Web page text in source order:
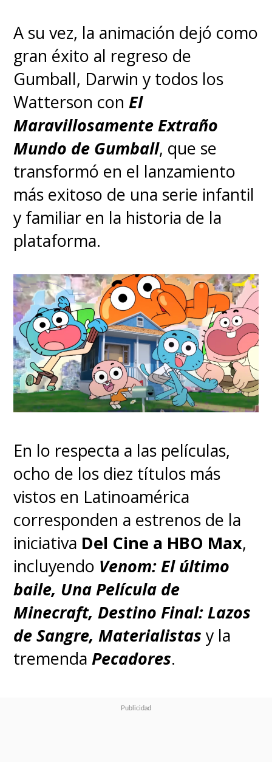
A su vez, la animación dejó como
gran éxito al regreso de
Gumball, Darwin y todos los
Watterson conEl
Maravillosamente Extraño
Mundo de Gumball, que se
transformó en el lanzamiento
más exitoso de una serie infantil
y familiar en la historia de la
plataforma.
En lo respecta a las películas,
ocho de los diez títulos más
vistos en Latinoamérica
corresponden a estrenos de la
iniciativa Del Cine a HBO Max,
incluyendo Venom: El último
baile, Una Película de
Minecraft, Destino Final: Lazos
de Sangre, Materialistas y la
tremendaPecadores.